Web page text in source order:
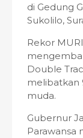
di Gedung
Sukolilo,
Rekor
Double
melibatkan
muda.
Gubernur
Parawansa